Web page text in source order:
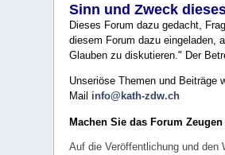
Sinn und Zweck
Dieses Forum dazu gedacht,
diesem Forum dazu eingeladen,
Glauben zu diskutieren." Der
Unseriöse Themen und Beiträge
Mail info@kath-zdw.ch
Machen Sie das Forum
Auf die Veröffentlichung und